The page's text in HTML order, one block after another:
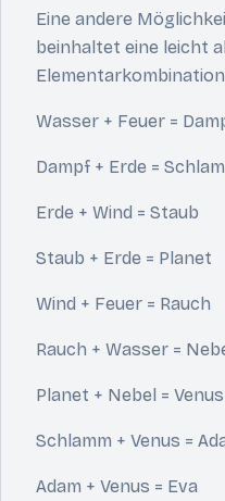
Eine andere
beinhaltet eine leicht
Wasser + Feuer =
Dampf + Erde =
Erde + Wind = Staub
Staub + Erde = Planet
Wind + Feuer = Rauch
Rauch + Wasser =
Planet + Nebel = Venus
Schlamm + Venus =
Adam + Venus = Eva